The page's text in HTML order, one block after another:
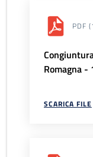
PDF
Romagna
SCARICA FILE